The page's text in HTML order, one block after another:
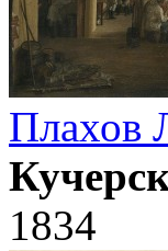
Плахов
1834